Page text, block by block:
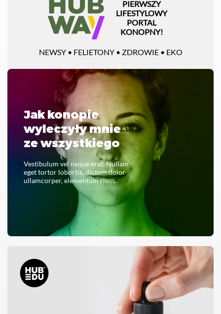
PIERWSZY
LIFESTYLOWY
PORTAL
KONOPNY!
NEWSY • FELIETONY • ZDROWIE • EKO
Jak konopie
wyleczyły mnie
ze wszystkiego
Vestibulum vel neque erat. Nullam
eget tortor lobortis, dictum dolor
ullamcorper, elementum risus.
CZYTAJ CAŁOŚĆ